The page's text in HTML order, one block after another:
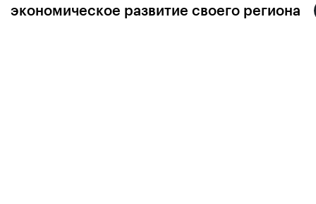
экономическое развитие своего региона